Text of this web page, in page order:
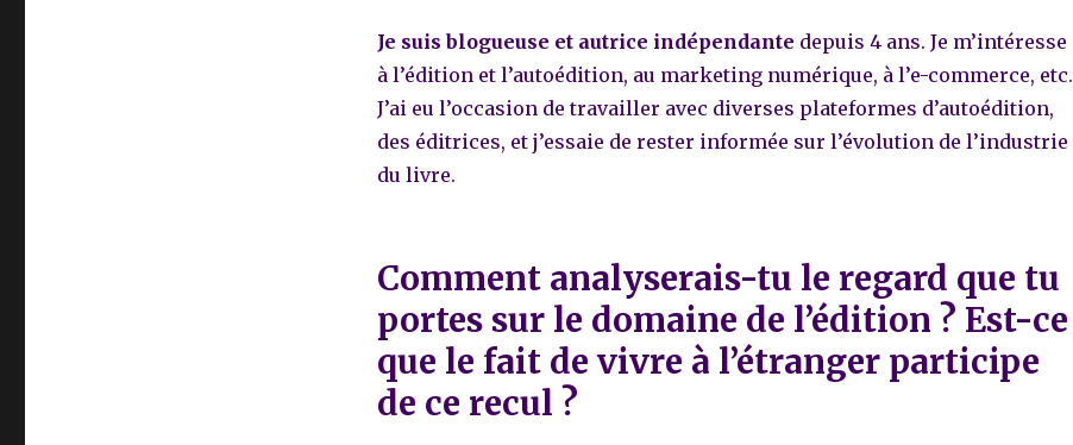
Je suis blogueuse et autrice indépendante depuis 4 ans. Je m’intéresse
à l’édition et l’autoédition, au marketing numérique, à l’e-commerce, etc.
J’ai eu l’occasion de travailler avec diverses plateformes d’autoédition,
des éditrices, et j’essaie de rester informée sur l’évolution de l’industrie
du livre.
Comment analyserais-tu le regard que tu
portes sur le domaine de l’édition ? Est-ce
que le fait de vivre à l’étranger participe
de ce recul ?